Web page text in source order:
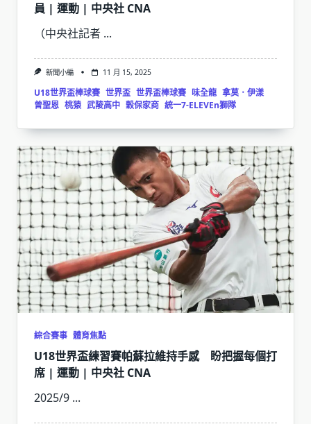
員 | 運動 | 中央社 CNA
（中央社記者 ...
新聞小編 11 月 15, 2025
U18世界盃棒球賽 世界盃 世界盃棒球賽 味全龍 拿莫．伊漾
曾聖恩 桃猿 武陵高中 穀保家商 統一7-ELEVEn獅隊
綜合賽事 體育焦點
U18世界盃練習賽帕蘇拉維持手感 盼把握每個打
席 | 運動 | 中央社 CNA
2025/9 ...